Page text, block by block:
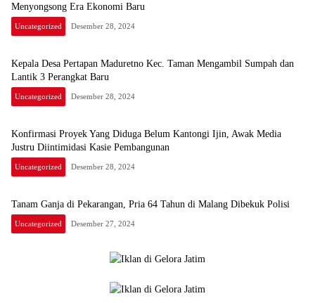
Menyongsong Era Ekonomi Baru
Uncategorized Desember 28, 2024
Kepala Desa Pertapan Maduretno Kec. Taman Mengambil Sumpah dan
Lantik 3 Perangkat Baru
Uncategorized Desember 28, 2024
Konfirmasi Proyek Yang Diduga Belum Kantongi Ijin, Awak Media
Justru Diintimidasi Kasie Pembangunan
Uncategorized Desember 28, 2024
Tanam Ganja di Pekarangan, Pria 64 Tahun di Malang Dibekuk Polisi
Uncategorized Desember 27, 2024